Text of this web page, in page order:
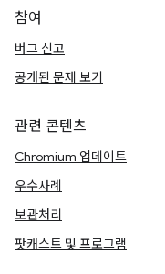
참여
버그 신고
공개된 문제 보기
관련 콘텐츠
Chromium 업데이트
우수사례
보관처리
팟캐스트 및 프로그램